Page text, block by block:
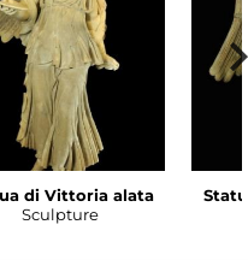
di Vittoria alata
Sculpture